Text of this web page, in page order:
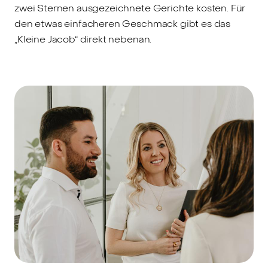
zwei Sternen ausgezeichnete Gerichte kosten. Für
den etwas einfacheren Geschmack gibt es das
„Kleine Jacob“ direkt nebenan.